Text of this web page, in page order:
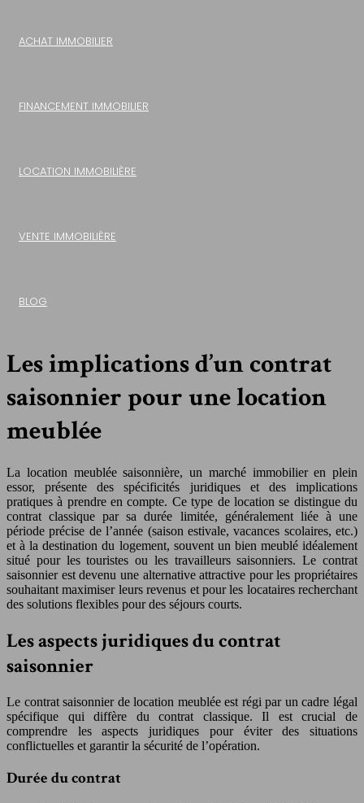
ACHAT IMMOBILIER
FINANCEMENT IMMOBILIER
LOCATION IMMOBILIÈRE
VENTE IMMOBILIÈRE
BLOG
Les implications d’un contrat
saisonnier pour une location
meublée
La location meublée saisonnière, un marché immobilier en plein
essor, présente des spécificités juridiques et des implications
pratiques à prendre en compte. Ce type de location se distingue du
contrat classique par sa durée limitée, généralement liée à une
période précise de l’année (saison estivale, vacances scolaires, etc.)
et à la destination du logement, souvent un bien meublé idéalement
situé pour les touristes ou les travailleurs saisonniers. Le contrat
saisonnier est devenu une alternative attractive pour les propriétaires
souhaitant maximiser leurs revenus et pour les locataires recherchant
des solutions flexibles pour des séjours courts.
Les aspects juridiques du contrat
saisonnier
Le contrat saisonnier de location meublée est régi par un cadre légal
spécifique qui diffère du contrat classique. Il est crucial de
comprendre les aspects juridiques pour éviter des situations
conflictuelles et garantir la sécurité de l’opération.
Durée du contrat